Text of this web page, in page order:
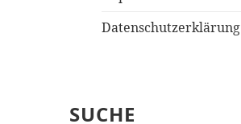
Datenschutzerklärung
SUCHE